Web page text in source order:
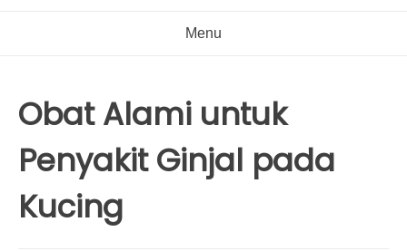
Menu
Obat Alami untuk
Penyakit Ginjal pada
Kucing